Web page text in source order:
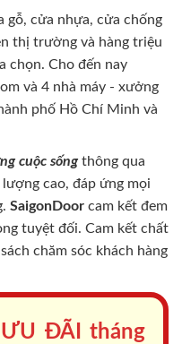
gỗ, cửa nhựa, cửa chống
thị trường và hàng triệu
chọn. Cho đến nay
và 4 nhà máy - xưởng
phố Hồ Chí Minh và
cuộc sốngthông qua
cao, đáp ứng mọi
SaigonDoor cam kết đem
tuyệt đối. Cam kết chất
chăm sóc khách hàng
ĐÃI tháng